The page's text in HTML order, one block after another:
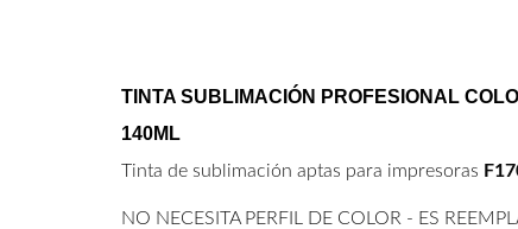
TINTA SUBLIMACIÓN PROFESIONAL
140ML
Tinta de sublimación aptas para impresoras
NO NECESITA PERFIL DE COLOR - ES